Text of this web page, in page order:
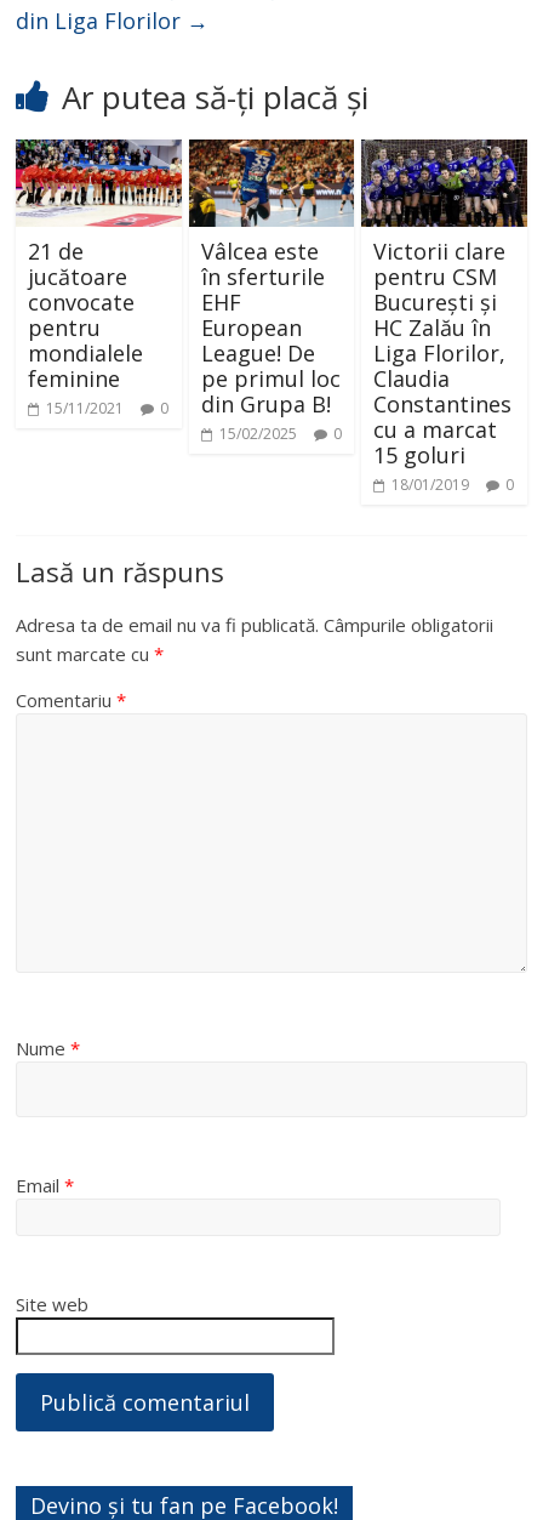
din Liga Florilor →
Ar putea să-ți placă și
21 de
jucătoare
convocate
pentru
mondialele
feminine
15/11/2021 0
Vâlcea este
în sferturile
EHF
European
League! De
pe primul loc
din Grupa B!
15/02/2025 0
Victorii clare
pentru CSM
București și
HC Zalău în
Liga Florilor,
Claudia
Constantines
cu a marcat
15 goluri
18/01/2019 0
Lasă un răspuns
Adresa ta de email nu va fi publicată. Câmpurile obligatorii
sunt marcate cu*
Comentariu*
Nume*
Email*
Site web
Devino și tu fan pe Facebook!